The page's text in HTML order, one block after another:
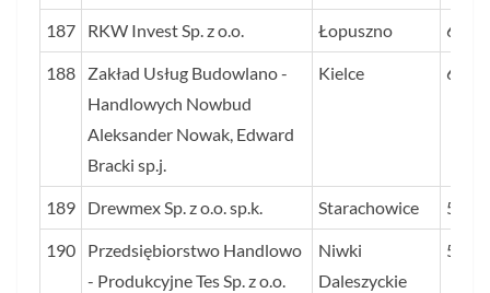
187 RKW Invest Sp. z o.o. Łopuszno 60
188
Zakład Usług Budowlano -
Handlowych Nowbud
Aleksander Nowak, Edward
Bracki sp.j.
Kielce 60
189 Drewmex Sp. z o.o. sp.k. Starachowice 59
190
Przedsiębiorstwo Handlowo
- Produkcyjne Tes Sp. z o.o.
Niwki
Daleszyckie
59